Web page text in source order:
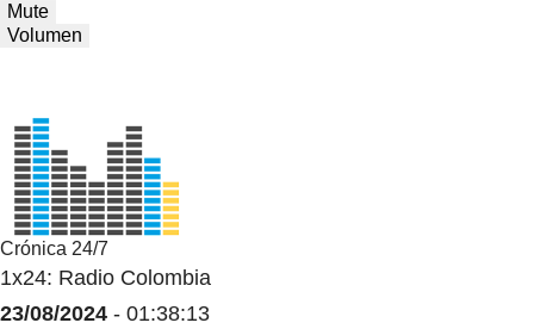
Mute
Volumen
Crónica 24/7
1x24: Radio Colombia
23/08/2024 - 01:38:13